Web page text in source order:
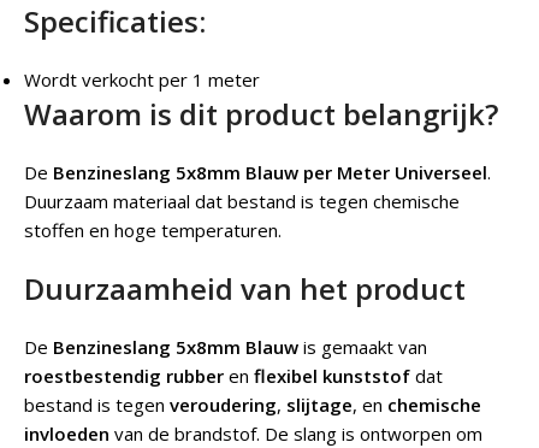
Specificaties:
Wordt verkocht per 1 meter
Waarom is dit product belangrijk?
De Benzineslang 5x8mm Blauw per Meter Universeel.
Duurzaam materiaal dat bestand is tegen chemische
stoffen en hoge temperaturen.
Duurzaamheid van het product
De Benzineslang 5x8mm Blauw is gemaakt van
roestbestendig rubber en flexibel kunststof dat
bestand is tegen veroudering, slijtage, en chemische
invloeden van de brandstof. De slang is ontworpen om